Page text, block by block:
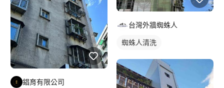
錩育有限公司
台灣外牆蜘蛛人
蜘蛛人清洗